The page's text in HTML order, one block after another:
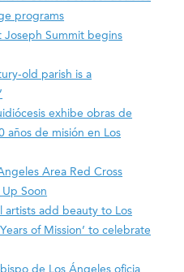
programs
Joseph Summit begins
old parish is a
exhibe obras de
años de misión en Los
Area Red Cross
Soon
artists add beauty to Los
of Mission’ to celebrate